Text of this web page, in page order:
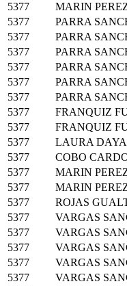
5377
MARIN
5377
PARRA
5377
PARRA
5377
PARRA
5377
PARRA
5377
PARRA
5377
PARRA
5377
FRANQUIZ
5377
FRANQUIZ
5377
LAURA
5377
COBO
5377
MARIN
5377
MARIN
5377
ROJAS
5377
VARGAS
5377
VARGAS
5377
VARGAS
5377
VARGAS
5377
VARGAS